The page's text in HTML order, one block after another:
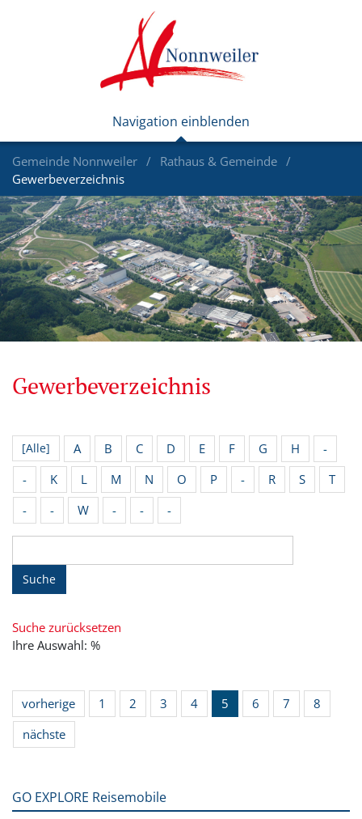
Gemeinde Nonnweiler
Rathaus & Gemeinde
Gewerbeverzeichnis
Gewerbeverzeichnis
[Alle] A B C D E F G H
-
-
K L M N O P - R S
T
-
- W - - -
Suche
Suche zurücksetzen
Ihre Auswahl: %
vorherige 1 2 3 4 5 6 7
8
nächste
GO EXPLORE Reisemobile